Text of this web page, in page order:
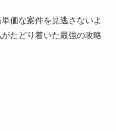
価な案件を見逃さないよ
たどり着いた最強の攻略